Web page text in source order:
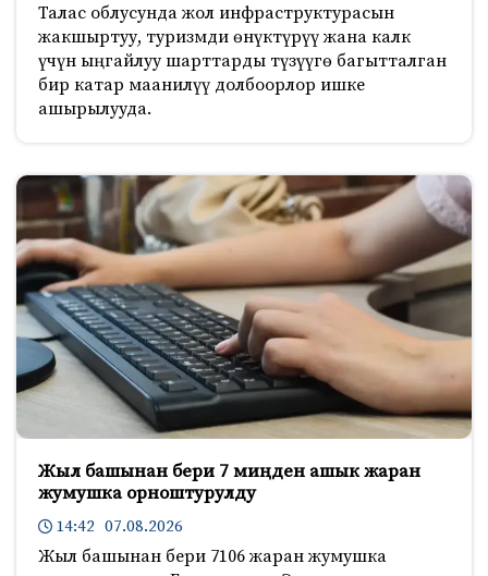
Талас облусунда жол инфраструктурасын
жакшыртуу, туризмди өнүктүрүү жана калк
үчүн ыңгайлуу шарттарды түзүүгө багытталган
бир катар маанилүү долбоорлор ишке
ашырылууда.
Жыл башынан бери 7 миңден ашык жаран
жумушка орноштурулду
14:42 07.08.2026
Жыл башынан бери 7106 жаран жумушка